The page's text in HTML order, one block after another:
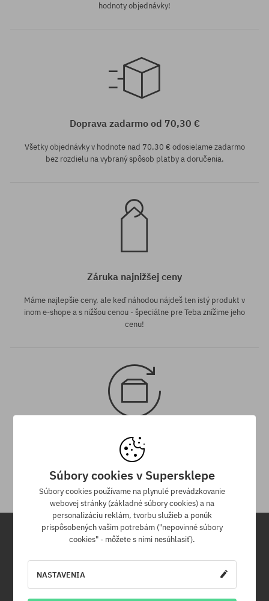
hodnoty objednávky!
Doprava zadarmo od 70,30 €
Všetky objednávky v hodnote nad 70,30 € odosielame zadarmo
bez rozdielu na vybraný spôsob platby a doručenia.
Záruka najnižšej ceny
Máme najlepšie ceny, ale keď náhodou nájdeš ten istý produkt v
inom e-shope a s nižšou cenou - špeciálne pre Teba znížime jeho
cenu!
30 dní na vrátenie tovaru
Na vrátenie produktu máš 30 dní od dňa obdržania zásielky.
Newsletter
Súbory cookies v Supersklepe
Súbory cookies používame na plynulé prevádzkovanie
webovej stránky (základné súbory cookies) a na
personalizáciu reklám, tvorbu služieb a ponúk
prispôsobených vašim potrebám ("nepovinné súbory
cookies" - môžete s nimi nesúhlasiť).
NASTAVENIA